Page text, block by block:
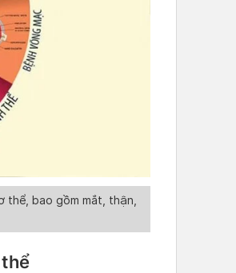
thể, bao gồm mắt, thận,